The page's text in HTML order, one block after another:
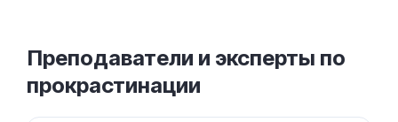
Преподаватели и эксперты по
прокрастинации